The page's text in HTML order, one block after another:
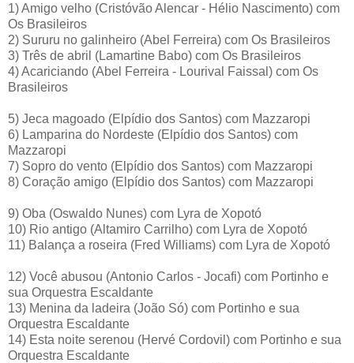
1) Amigo velho (Cristóvão Alencar - Hélio Nascimento) com
Os Brasileiros
2) Sururu no galinheiro (Abel Ferreira) com Os Brasileiros
3) Três de abril (Lamartine Babo) com Os Brasileiros
4) Acariciando (Abel Ferreira - Lourival Faissal) com Os
Brasileiros
5) Jeca magoado (Elpídio dos Santos) com Mazzaropi
6) Lamparina do Nordeste (Elpídio dos Santos) com
Mazzaropi
7) Sopro do vento (Elpídio dos Santos) com Mazzaropi
8) Coração amigo (Elpídio dos Santos) com Mazzaropi
9) Oba (Oswaldo Nunes) com Lyra de Xopotó
10) Rio antigo (Altamiro Carrilho) com Lyra de Xopotó
11) Balança a roseira (Fred Williams) com Lyra de Xopotó
12) Você abusou (Antonio Carlos - Jocafi) com Portinho e
sua Orquestra Escaldante
13) Menina da ladeira (João Só) com Portinho e sua
Orquestra Escaldante
14) Esta noite serenou (Hervé Cordovil) com Portinho e sua
Orquestra Escaldante